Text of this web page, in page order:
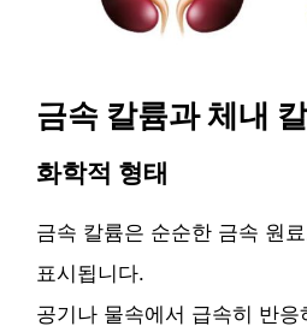
금속 칼륨과 체내
화학적 형태
금속 칼륨은 순순한 금속 원
표시됩니다.
공기나 물속에서 급속히 반응